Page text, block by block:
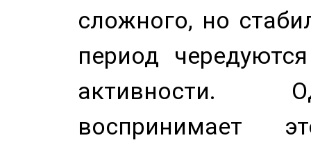
сложного, но
период
активности.
воспринимает